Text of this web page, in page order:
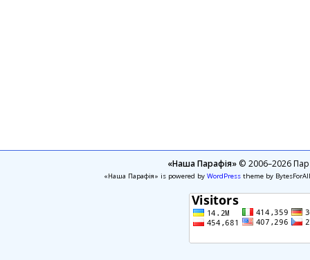
«Наша Парафія»© 2006–2026
«Наша Парафія» is powered by WordPresstheme by